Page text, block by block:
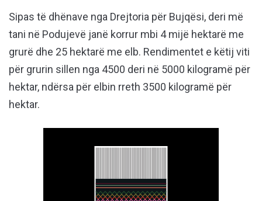
Sipas të dhënave nga Drejtoria për Bujqësi, deri më
tani në Podujevë janë korrur mbi 4 mijë hektarë me
grurë dhe 25 hektarë me elb. Rendimentet e këtij viti
për grurin sillen nga 4500 deri në 5000 kilogramë për
hektar, ndërsa për elbin rreth 3500 kilogramë për
hektar.